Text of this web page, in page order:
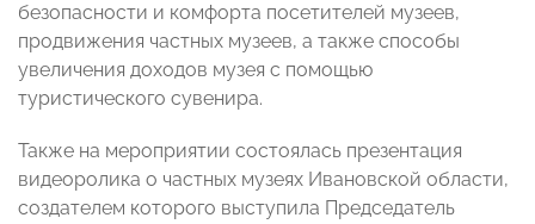
безопасности и комфорта посетителей музеев,
продвижения частных музеев, а также способы
увеличения доходов музея с помощью
туристического сувенира.
Также на мероприятии состоялась презентация
видеоролика о частных музеях Ивановской области,
создателем которого выступила Председатель